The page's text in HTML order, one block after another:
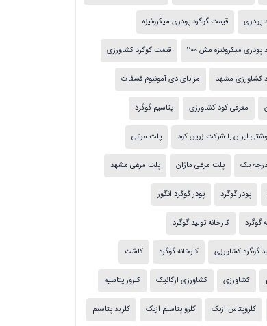
پودری قیمت گوگرد پودری میکرونیزه
میکرونیزه مش 200 قیمت گوگرد کشاورزی
کشاورزی مشهد مزایای دی آمونیوم فسفات
معرفی کود کشاورزی پتاسیم گوگرد
ایران با شرکت زرین کود پلت مرغی
یک پلت مرغی ماژان پلت مرغی مشهد
پودر گوگرد پودر گوگرد انگور
گوگرد کارخانه تولید گوگرد
گوگرد کشاورزی کارخانه گوگرد کاشت
کشاورزی کشاورزی ارگانیک کلرور پتاسیم
کلروپتاس ازبک کلرو پتاسیم ازبک کلرید پتاسیم